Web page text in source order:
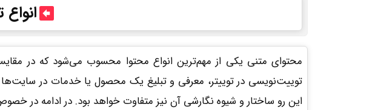
محتوای متنی یکی از مهم‌ترین انواع محتوا محسوب می‌شود که در
توییت‌نویسی در توییتر، معرفی و تبلیغ یک محصول یا خدمات در
این رو ساختار و شیوه نگارشی آن نیز متفاوت خواهد بود. در ادامه در